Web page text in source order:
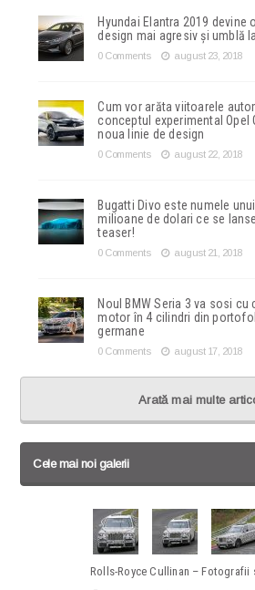
Hyundai Elantra 2019 devine
design mai agresiv și umblă
0 Comments august 23, 2018
Cum vor arăta viitoarele
conceptul experimental Opel
noua linie de design
0 Comments august 22, 2018
Bugatti Divo este numele
milioane de dolari ce se
teaser!
0 Comments august 21, 2018
Noul BMW Seria 3 va sosi cu
motor în 4 cilindri din
germane
0 Comments august 17, 2018
Arată mai multe
Cele mai noi galerii
Rolls-Royce Cullinan – Fotografii